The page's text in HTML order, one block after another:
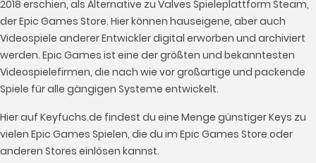
2018 erschien, als Alternative zu Valves Spieleplattform Steam,
der Epic Games Store. Hier können hauseigene, aber auch
Videospiele anderer Entwickler digital erworben und archiviert
werden. Epic Games ist eine der größten und bekanntesten
Videospielefirmen, die nach wie vor großartige und packende
Spiele für alle gängigen Systeme entwickelt.
Hier auf Keyfuchs.de findest du eine Menge günstiger Keys zu
vielen Epic Games Spielen, die du im Epic Games Store oder
anderen Stores einlösen kannst.